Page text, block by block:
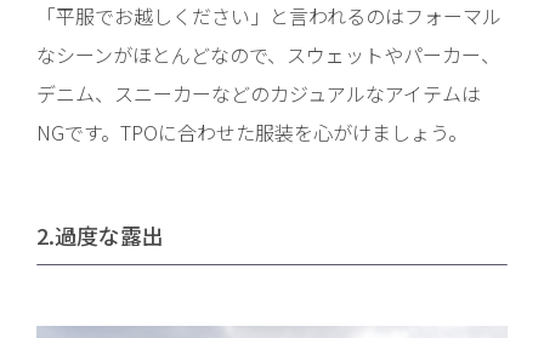
「平服でお越しください」と言われるのはフォーマル
なシーンがほとんどなので、スウェットやパーカー、
デニム、スニーカーなどのカジュアルなアイテムは
NGです。TPOに合わせた服装を心がけましょう。
2.過度な露出